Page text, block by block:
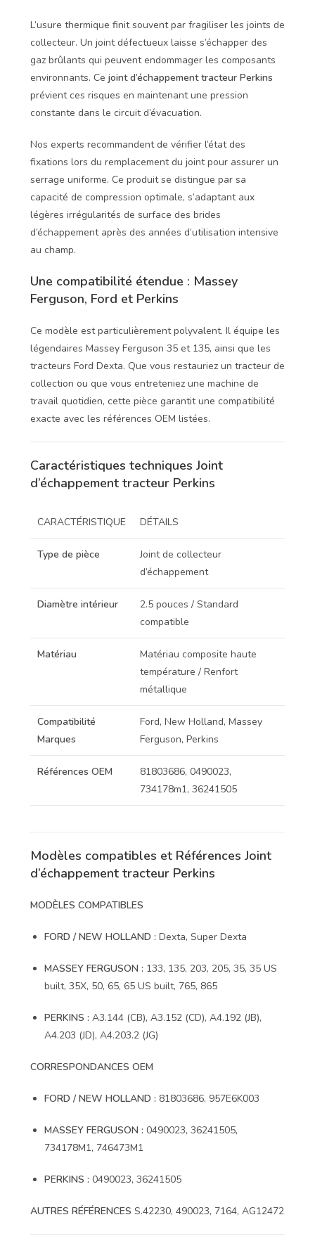
L’usure thermique finit souvent par fragiliser les joints de
collecteur. Un joint défectueux laisse s’échapper des
gaz brûlants qui peuvent endommager les composants
environnants. Ce joint d’échappement tracteur Perkins
prévient ces risques en maintenant une pression
constante dans le circuit d’évacuation.
Nos experts recommandent de vérifier l’état des
fixations lors du remplacement du joint pour assurer un
serrage uniforme. Ce produit se distingue par sa
capacité de compression optimale, s’adaptant aux
légères irrégularités de surface des brides
d’échappement après des années d’utilisation intensive
au champ.
Une compatibilité étendue : Massey
Ferguson, Ford et Perkins
Ce modèle est particulièrement polyvalent. Il équipe les
légendaires Massey Ferguson 35 et 135, ainsi que les
tracteurs Ford Dexta. Que vous restauriez un tracteur de
collection ou que vous entreteniez une machine de
travail quotidien, cette pièce garantit une compatibilité
exacte avec les références OEM listées.
Caractéristiques techniques Joint
d’échappement tracteur Perkins
CARACTÉRISTIQUE DÉTAILS
Type de pièce
Joint de collecteur
d’échappement
Diamètre intérieur
2.5 pouces / Standard
compatible
Matériau
Matériau composite haute
température / Renfort
métallique
Compatibilité
Marques
Ford, New Holland, Massey
Ferguson, Perkins
Références OEM
81803686, 0490023,
734178m1, 36241505
Modèles compatibles et Références Joint
d’échappement tracteur Perkins
MODÈLES COMPATIBLES
FORD / NEW HOLLAND : Dexta, Super Dexta
MASSEY FERGUSON : 133, 135, 203, 205, 35, 35 US
built, 35X, 50, 65, 65 US built, 765, 865
PERKINS : A3.144 (CB), A3.152 (CD), A4.192 (JB),
A4.203 (JD), A4.203.2 (JG)
CORRESPONDANCES OEM
FORD / NEW HOLLAND : 81803686, 957E6K003
MASSEY FERGUSON : 0490023, 36241505,
734178M1, 746473M1
PERKINS : 0490023, 36241505
AUTRES RÉFÉRENCES S.42230, 490023, 7164, AG12472